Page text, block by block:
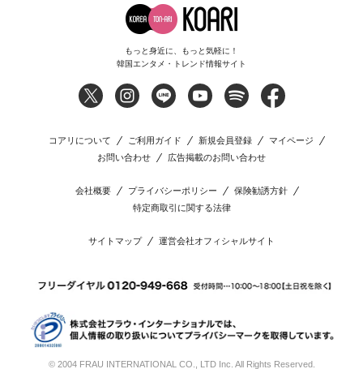
もっと身近に、もっと気軽に！
韓国エンタメ・トレンド情報サイト
コアリについて ご利用ガイド 新規会員登録
マイページ
お問い合わせ
広告掲載のお問い合わせ
会社概要 プライバシーポリシー
保険勧誘方針
特定商取引に関する法律
サイトマップ 運営会社オフィシャルサイト
© 2004 FRAU INTERNATIONAL CO., LTD Inc. All Rights Reserved.